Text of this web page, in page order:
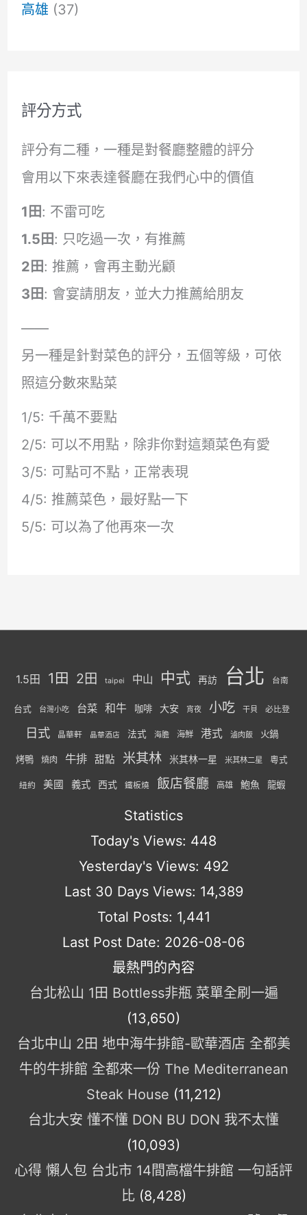
高雄 (37)
評分方式
評分有二種，一種是對餐廳整體的評分
會用以下來表達餐廳在我們心中的價值
1田: 不雷可吃
1.5田: 只吃過一次，有推薦
2田: 推薦，會再主動光顧
3田: 會宴請朋友，並大力推薦給朋友
——
另一種是針對菜色的評分，五個等級，可依
照這分數來點菜
1/5: 千萬不要點
2/5: 可以不用點，除非你對這類菜色有愛
3/5: 可點可不點，正常表現
4/5: 推薦菜色，最好點一下
5/5: 可以為了他再來一次
1.5田 1田 2田 taipei 中山 中式 再訪 台北 台南
台式 台灣小吃 台菜 和牛 咖啡 大安 宵夜 小吃 干貝 必比登
日式 晶華軒 晶華酒店 法式 海膽 海鮮 港式 滷肉飯 火鍋
烤鴨 燒肉 牛排 甜點 米其林 米其林一星 米其林二星 粵式
紐約 美國 義式 西式 鐵板燒 飯店餐廳 高雄 鮑魚 龍蝦
Statistics
Today's Views: 448
Yesterday's Views: 492
Last 30 Days Views: 14,389
Total Posts: 1,441
Last Post Date: 2026-08-06
最熱門的內容
台北松山 1田 Bottless非瓶 菜單全刷一遍
(13,650)
台北中山 2田 地中海牛排館-歐華酒店 全都美
牛的牛排館 全都來一份 The Mediterranean
Steak House (11,212)
台北大安 懂不懂 DON BU DON 我不太懂
(10,093)
心得 懶人包 台北市 14間高檔牛排館 一句話評
比 (8,428)